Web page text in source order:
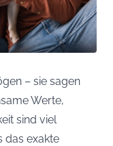
– sie sagen
Werte,
sind viel
das exakte